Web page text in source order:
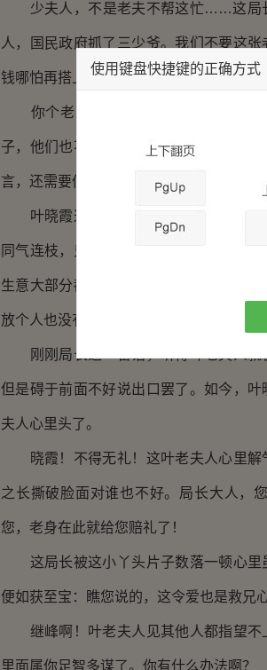
少夫人，不是老夫不帮这忙……这局长
人，国民政府抓了三少爷。我们不要这
钱哪怕再搭上几个女人这事儿倒也有商
你个老油条竟说废话！这时叶晓霞可
子，他们也不敢抓我叶家的人！还用得
言，还需要你上下打点？莫不是我叶家素
叶晓霞这小丫头可不管什么礼数不礼
同气连枝，只要是国民政府的地界，哪
生意大部分都是仰仗着叶家运营。至于
放个人也没有什么大不了的。
刚刚局长这一番话，听得叶老夫人就
但是碍于前面不好说出口罢了。如今，
夫人心里头了。
晓霞！不得无礼！这叶老夫人心里解
之长撕破脸面对谁也不好。局长大人，
您，老身在此就给您赔礼了！
这局长被这小丫头片子数落一顿心里
便如获至宝：瞧您说的，这令爱也是救兄
继峰啊！叶老夫人见其他人都指望不
里面属你足智多谋了。你有什么办法啊？
使用键盘快捷键的正确方式